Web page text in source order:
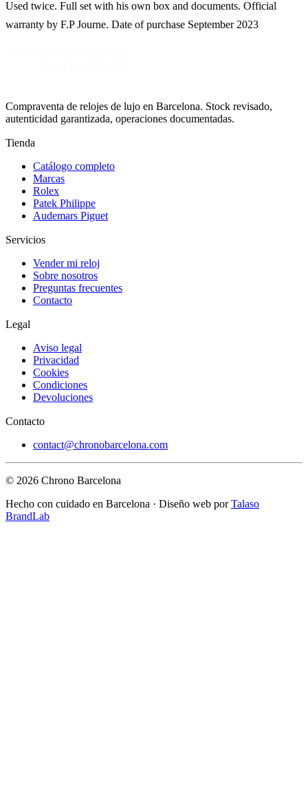
Used twice. Full set with his own box and documents. Official
warranty by F.P Journe. Date of purchase September 2023
Compraventa de relojes de lujo en Barcelona. Stock revisado,
autenticidad garantizada, operaciones documentadas.
Tienda
Catálogo completo
Marcas
Rolex
Patek Philippe
Audemars Piguet
Servicios
Vender mi reloj
Sobre nosotros
Preguntas frecuentes
Contacto
Legal
Aviso legal
Privacidad
Cookies
Condiciones
Devoluciones
Contacto
contact@chronobarcelona.com
© 2026 Chrono Barcelona
Hecho con cuidado en Barcelona · Diseño web porTalaso
BrandLab